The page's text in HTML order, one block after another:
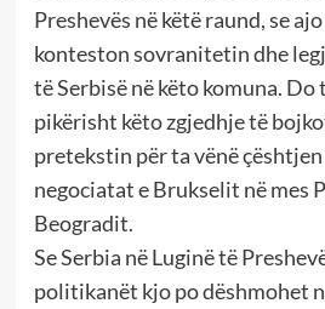
Preshevës në këtë raund, se
konteston sovranitetin dhe
të Serbisë në këto komuna. Do
pikërisht këto zgjedhje të
pretekstin për ta vënë çështjen
negociatat e Brukselit në mes
Beogradit.
Se Serbia në Luginë të
politikanët kjo po dëshmohet